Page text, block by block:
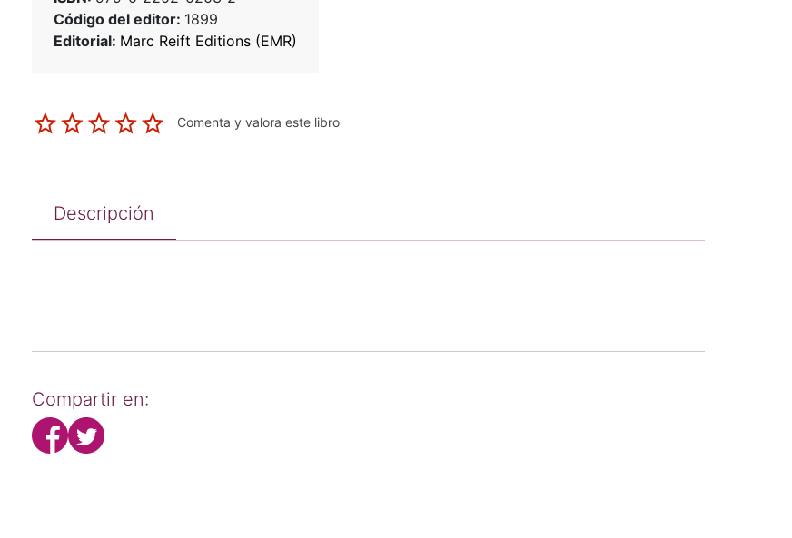
Código del editor: 1899
Editorial: Marc Reift Editions (EMR)
Comenta y valora este libro
Descripción
Compartir en: